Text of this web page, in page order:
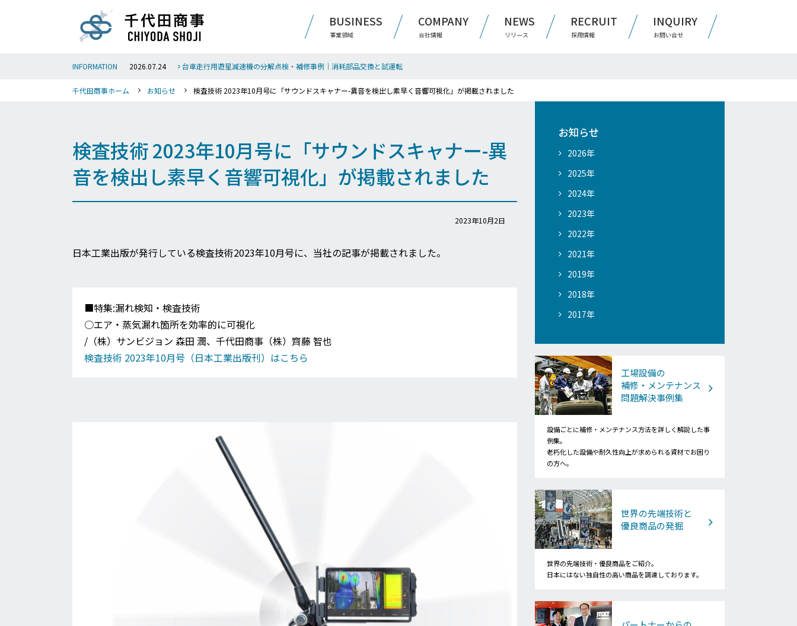
BUSINESS
事業領域
COMPANY
会社情報
NEWS
リリース
RECRUIT
採用情報
INQUIRY
お問い合せ
INFORMATION 2026.07.24 台車走行用遊星減速機の分解点検・補修事例｜消耗部品交換と試運転
千代田商事ホーム お知らせ 検査技術 2023年10月号に「サウンドスキャナー-異音を検出し素早く音響可視化」が掲載されました
検査技術 2023年10月号に「サウンドスキャナー-異
音を検出し素早く音響可視化」が掲載されました
2023年10月2日
日本工業出版が発行している検査技術2023年10月号に、当社の記事が掲載されました。
■特集:漏れ検知・検査技術
○エア・蒸気漏れ箇所を効率的に可視化
/（株）サンビジョン 森田 潤、千代田商事（株）齊藤 智也
検査技術 2023年10月号（日本工業出版刊）はこちら
お知らせ
2026年
2025年
2024年
2023年
2022年
2021年
2019年
2018年
2017年
工場設備の
補修・メンテナンス
問題解決事例集
設備ごとに補修・メンテナンス方法を詳しく解説した事
例集。
老朽化した設備や耐久性向上が求められる資材でお困り
の方へ。
世界の先端技術と
優良商品の発掘
世界の先端技術・優良商品をご紹介。
日本にはない独自性の高い商品を調達しております。